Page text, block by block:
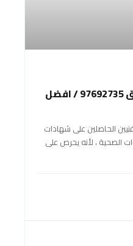
افضل فني صحي الصديق 97692735 / افضل
الحاصلين على شهادات
الصحية ، لأنه يحرص على